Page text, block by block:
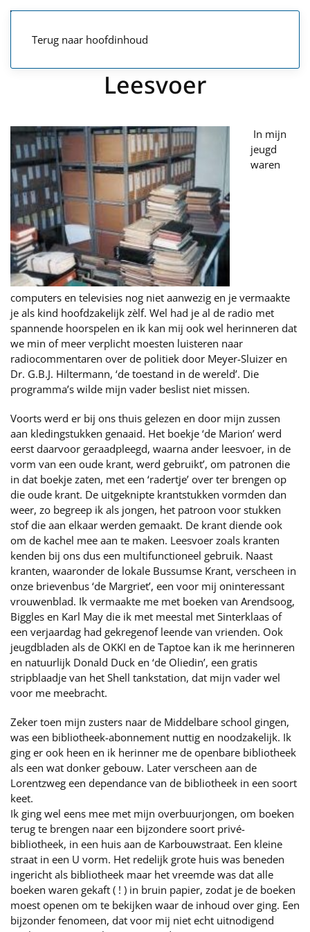
Terug naar hoofdinhoud
Leesvoer
In mijn
jeugd
waren
computers en televisies nog niet aanwezig en je vermaakte
je als kind hoofdzakelijk zèlf. Wel had je al de radio met
spannende hoorspelen en ik kan mij ook wel herinneren dat
we min of meer verplicht moesten luisteren naar
radiocommentaren over de politiek door Meyer-Sluizer en
Dr. G.B.J. Hiltermann, ‘de toestand in de wereld’. Die
programma’s wilde mijn vader beslist niet missen.
Voorts werd er bij ons thuis gelezen en door mijn zussen
aan kledingstukken genaaid. Het boekje ‘de Marion’ werd
eerst daarvoor geraadpleegd, waarna ander leesvoer, in de
vorm van een oude krant, werd gebruikt’, om patronen die
in dat boekje zaten, met een ‘radertje’ over ter brengen op
die oude krant. De uitgeknipte krantstukken vormden dan
weer, zo begreep ik als jongen, het patroon voor stukken
stof die aan elkaar werden gemaakt. De krant diende ook
om de kachel mee aan te maken. Leesvoer zoals kranten
kenden bij ons dus een multifunctioneel gebruik. Naast
kranten, waaronder de lokale Bussumse Krant, verscheen in
onze brievenbus ‘de Margriet’, een voor mij oninteressant
vrouwenblad. Ik vermaakte me met boeken van Arendsoog,
Biggles en Karl May die ik met meestal met Sinterklaas of
een verjaardag had gekregenof leende van vrienden. Ook
jeugdbladen als de OKKI en de Taptoe kan ik me herinneren
en natuurlijk Donald Duck en ‘de Oliedin’, een gratis
stripblaadje van het Shell tankstation, dat mijn vader wel
voor me meebracht.
Zeker toen mijn zusters naar de Middelbare school gingen,
was een bibliotheek-abonnement nuttig en noodzakelijk. Ik
ging er ook heen en ik herinner me de openbare bibliotheek
als een wat donker gebouw. Later verscheen aan de
Lorentzweg een dependance van de bibliotheek in een soort
keet.
Ik ging wel eens mee met mijn overbuurjongen, om boeken
terug te brengen naar een bijzondere soort privé-
bibliotheek, in een huis aan de Karbouwstraat. Een kleine
straat in een U vorm. Het redelijk grote huis was beneden
ingericht als bibliotheek maar het vreemde was dat alle
boeken waren gekaft ( ! ) in bruin papier, zodat je de boeken
moest openen om te bekijken waar de inhoud over ging. Een
bijzonder fenomeen, dat voor mij niet echt uitnodigend